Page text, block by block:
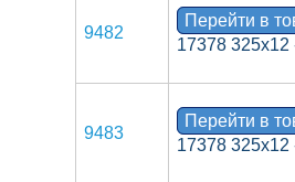
9482
Перейти в
17378 325х12
9483
Перейти в
17378 325х12